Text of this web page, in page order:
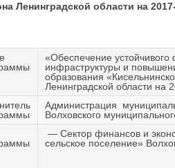
Ленинградской области на
«Обеспечение
инфраструктуры и
образования
Ленинградской области на
Администрация
Волховского
— Сектор финансов и
сельское поселение»